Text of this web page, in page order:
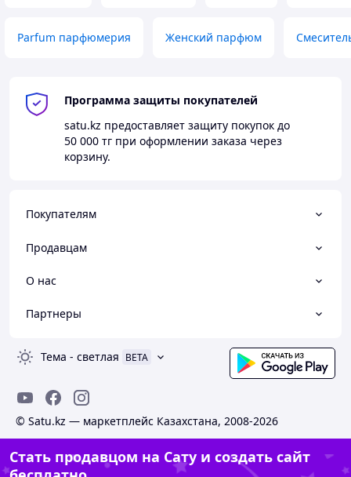
Parfum парфюмерия Женский парфюм
Программа защиты покупателей
satu.kz предоставляет защиту покупок до
50 000 тг при оформлении заказа через
корзину.
Покупателям
Продавцам
О нас
Партнеры
Тема - светлая BETA
© Satu.kz — маркетплейс Казахстана, 2008-2026
Стать продавцом на Сату и создать сайт